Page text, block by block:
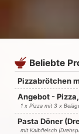
Beliebte
Pizzabrötchen
Angebot -
1 x Pizza mit 3 x
Pasta Döner
mit Kalbfleisch